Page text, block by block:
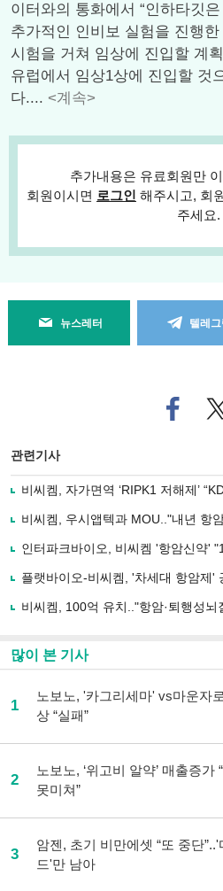
이터와의 통화에서 “인하타깃
추가적인 인비보 실험을 진행
시험을 거쳐 임상에 진입할 계
유럽에서 임상1상에 진입할 것
다.... <계속>
추가내용은 유료회원만
회원이시면 로그인 해주시고, 회
주세요.
뉴스레터 텔레그
페
이
로
기
사
유
기
트
터
관련기사
비씨켐, 자가면역 ‘RIPK1 저해제’
비씨켐, 우시앱텍과 MOU.."내년 항
인터파크바이오, 비씨켐 '항암신약'
플랫바이오-비씨켐, '차세대 항암제'
비씨켐, 100억 유치.."항암·퇴행성뇌
많이 본 기사
1
노보노, '카그리세마' vs마운자
상 “실패”
2
노보노, ‘위고비 알약’ 매출증가
못미쳐”
3
암젠, 초기 비만에셋 “또 중단”..'
드'만 남아